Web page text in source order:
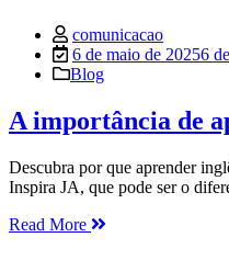
comunicacao
6 de maio de 20256
Blog
A importância de
Descubra por que aprender
Inspira JA, que pode ser o
Read More